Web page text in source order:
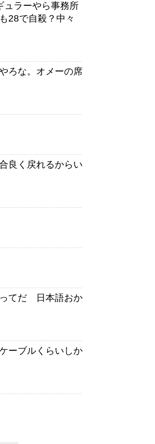
ュラーやら事務所
28で自殺？中々
ろな。オメーの席
良く戻れるからい
てだ 日本語おか
ーブルくらいしか